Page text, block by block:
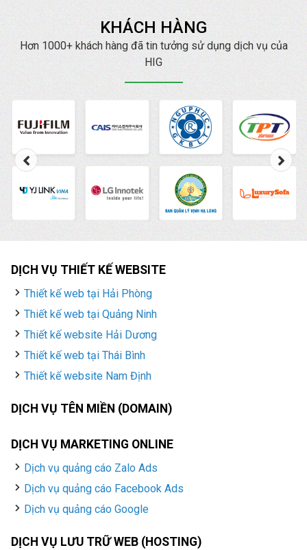
mang đến cho bạn
những lợi ích tuyệt vời
nghiệp, uy tín hàng đầu.
KHÁCH HÀNG
Hơn 1000+ khách hàng đã tin tưởng sử dụng dịch vụ của
HIG
DỊCH VỤ THIẾT KẾ WEBSITE
Thiết kế web tại Hải Phòng
Thiết kế web tại Quảng Ninh
Thiết kế website Hải Dương
Thiết kế web tại Thái Bình
Thiết kế website Nam Định
DỊCH VỤ TÊN MIỀN (DOMAIN)
DỊCH VỤ MARKETING ONLINE
Dịch vụ quảng cáo Zalo Ads
Dịch vụ quảng cáo Facebook Ads
Dịch vụ quảng cáo Google
DỊCH VỤ LƯU TRỮ WEB (HOSTING)